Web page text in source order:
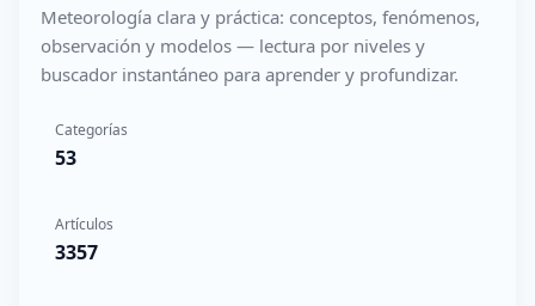
Meteorología clara y práctica: conceptos, fenómenos,
observación y modelos — lectura por niveles y
buscador instantáneo para aprender y profundizar.
Categorías
53
Artículos
3357